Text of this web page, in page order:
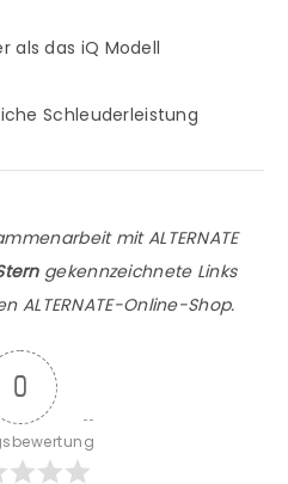
als das iQ Modell
Schleuderleistung
mit ALTERNATE
gekennzeichnete Links
ALTERNATE-Online-Shop.
0